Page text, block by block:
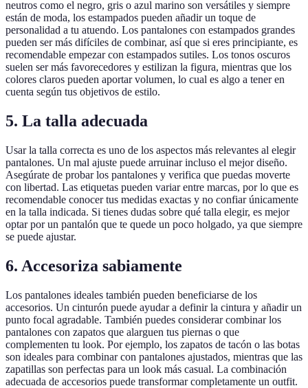
neutros como el negro, gris o azul marino son versátiles y siempre
están de moda, los estampados pueden añadir un toque de
personalidad a tu atuendo. Los pantalones con estampados grandes
pueden ser más difíciles de combinar, así que si eres principiante, es
recomendable empezar con estampados sutiles. Los tonos oscuros
suelen ser más favorecedores y estilizan la figura, mientras que los
colores claros pueden aportar volumen, lo cual es algo a tener en
cuenta según tus objetivos de estilo.
5. La talla adecuada
Usar la talla correcta es uno de los aspectos más relevantes al elegir
pantalones. Un mal ajuste puede arruinar incluso el mejor diseño.
Asegúrate de probar los pantalones y verifica que puedas moverte
con libertad. Las etiquetas pueden variar entre marcas, por lo que es
recomendable conocer tus medidas exactas y no confiar únicamente
en la talla indicada. Si tienes dudas sobre qué talla elegir, es mejor
optar por un pantalón que te quede un poco holgado, ya que siempre
se puede ajustar.
6. Accesoriza sabiamente
Los pantalones ideales también pueden beneficiarse de los
accesorios. Un cinturón puede ayudar a definir la cintura y añadir un
punto focal agradable. También puedes considerar combinar los
pantalones con zapatos que alarguen tus piernas o que
complementen tu look. Por ejemplo, los zapatos de tacón o las botas
son ideales para combinar con pantalones ajustados, mientras que las
zapatillas son perfectas para un look más casual. La combinación
adecuada de accesorios puede transformar completamente un outfit.